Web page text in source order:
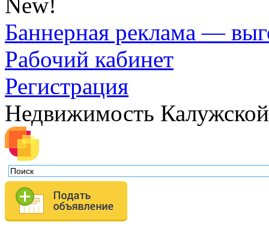
New!
Баннерная реклама —
Рабочий кабинет
Регистрация
Недвижимость